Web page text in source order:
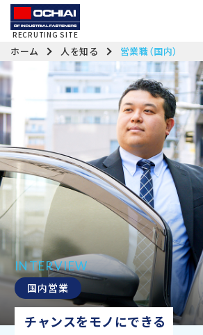
RECRUTING SITE
INTERVIEW
国内営業
チャンスをモノにできる
ホーム 人を知る 営業職（国内）